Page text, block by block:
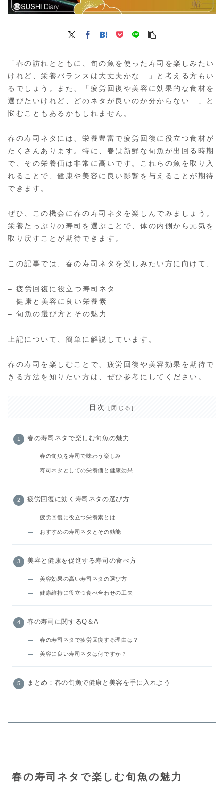
「春の訪れとともに、旬の魚を使った寿司を楽しみたい
けれど、栄養バランスは大丈夫かな…」と考える方もい
るでしょう。また、「疲労回復や美容に効果的な食材を
選びたいけれど、どのネタが良いのか分からない…」と
悩むこともあるかもしれません。
春の寿司ネタには、栄養豊富で疲労回復に役立つ食材が
たくさんあります。特に、春は新鮮な旬魚が出回る時期
で、その栄養価は非常に高いです。これらの魚を取り入
れることで、健康や美容に良い影響を与えることが期待
できます。
ぜひ、この機会に春の寿司ネタを楽しんでみましょう。
栄養たっぷりの寿司を選ぶことで、体の内側から元気を
取り戻すことが期待できます。
この記事では、春の寿司ネタを楽しみたい方に向けて、
– 疲労回復に役立つ寿司ネタ
– 健康と美容に良い栄養素
– 旬魚の選び方とその魅力
上記について、簡単に解説しています。
春の寿司を楽しむことで、疲労回復や美容効果を期待で
きる方法を知りたい方は、ぜひ参考にしてください。
目次
春の寿司ネタで楽しむ旬魚の魅力
春の旬魚を寿司で味わう楽しみ
寿司ネタとしての栄養価と健康効果
疲労回復に効く寿司ネタの選び方
疲労回復に役立つ栄養素とは
おすすめの寿司ネタとその効能
美容と健康を促進する寿司の食べ方
美容効果の高い寿司ネタの選び方
健康維持に役立つ食べ合わせの工夫
春の寿司に関するQ＆A
春の寿司ネタで疲労回復する理由は？
美容に良い寿司ネタは何ですか？
まとめ：春の旬魚で健康と美容を手に入れよう
春の寿司ネタで楽しむ旬魚の魅力